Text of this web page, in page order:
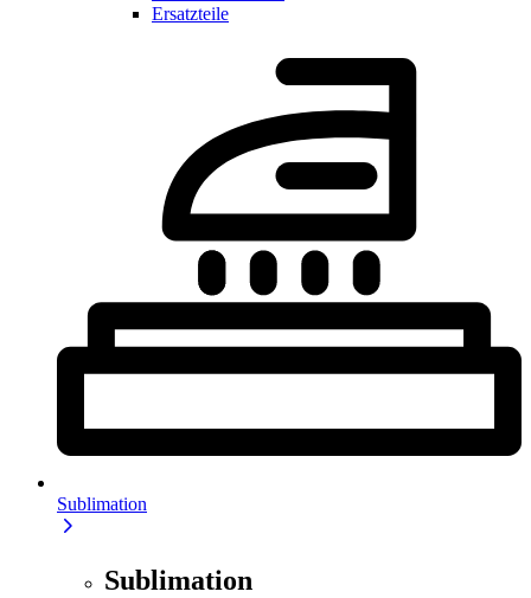
Ersatzteile
Sublimation
Sublimation